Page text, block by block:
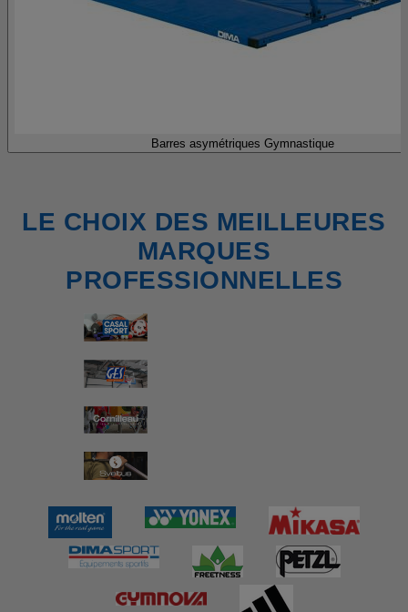
Barres asymétriques Gymnastique
LE CHOIX DES MEILLEURES
MARQUES
PROFESSIONNELLES